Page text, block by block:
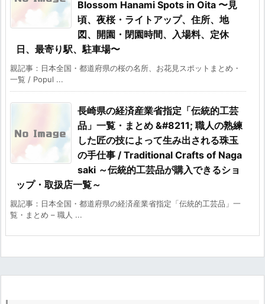
Blossom Hanami Spots in Oita 〜見
頃、夜桜・ライトアップ、住所、地
図、開園・閉園時間、入場料、定休
日、最寄り駅、駐車場〜
親記事：日本全国・都道府県の桜の名所、お花見スポットまとめ・
一覧 / Popul ...
長崎県の経済産業省指定「伝統的工芸
品」一覧・まとめ &#8211; 職人の熟練
した匠の技によって生み出される珠玉
の手仕事 / Traditional Crafts of Naga
saki ～伝統的工芸品が購入できるショ
ップ・取扱店一覧～
親記事：日本全国・都道府県の経済産業省指定「伝統的工芸品」一
覧・まとめ – 職人 ...